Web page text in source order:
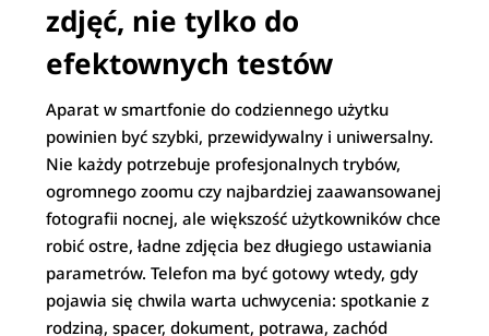
zdjęć, nie tylko do
efektownych testów
Aparat w smartfonie do codziennego użytku
powinien być szybki, przewidywalny i uniwersalny.
Nie każdy potrzebuje profesjonalnych trybów,
ogromnego zoomu czy najbardziej zaawansowanej
fotografii nocnej, ale większość użytkowników chce
robić ostre, ładne zdjęcia bez długiego ustawiania
parametrów. Telefon ma być gotowy wtedy, gdy
pojawia się chwila warta uchwycenia: spotkanie z
rodziną, spacer, dokument, potrawa, zachód